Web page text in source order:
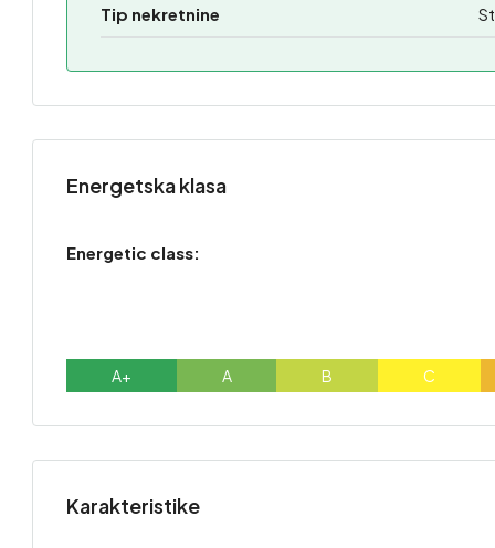
Tip nekretnine
Energetska klasa
Energetic class:
A+ A B C
Karakteristike